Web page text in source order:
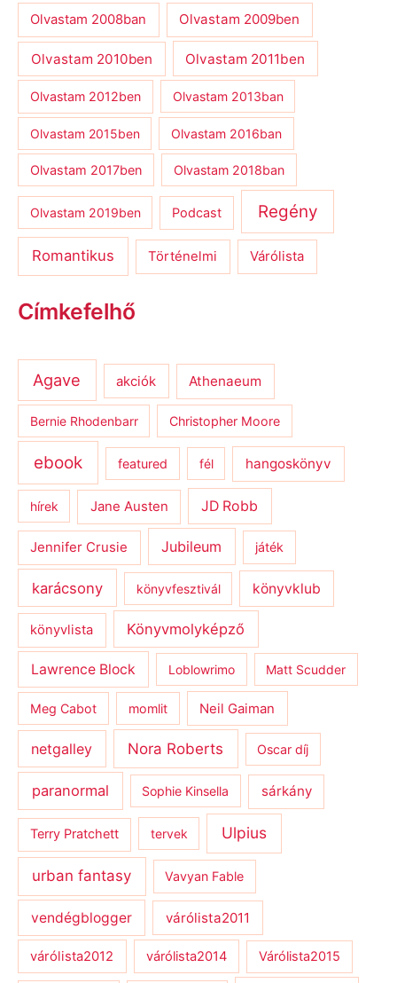
Olvastam 2008ban Olvastam 2009ben
Olvastam 2010ben Olvastam 2011ben
Olvastam 2012ben Olvastam 2013ban
Olvastam 2015ben Olvastam 2016ban
Olvastam 2017ben Olvastam 2018ban
Olvastam 2019ben Podcast Regény
Romantikus Történelmi Várólista
Címkefelhő
Agave akciók Athenaeum
Bernie Rhodenbarr Christopher Moore
ebook featured fél hangoskönyv
hírek Jane Austen JD Robb
Jennifer Crusie Jubileum játék
karácsony könyvfesztivál könyvklub
könyvlista Könyvmolyképző
Lawrence Block Loblowrimo Matt Scudder
Meg Cabot momlit Neil Gaiman
netgalley Nora Roberts Oscar díj
paranormal Sophie Kinsella sárkány
Terry Pratchett tervek Ulpius
urban fantasy Vavyan Fable
vendégblogger várólista2011
várólista2012 várólista2014 Várólista2015